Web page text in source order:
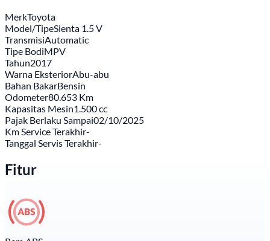
MerkToyota
Model/TipeSienta 1.5 V
TransmisiAutomatic
Tipe BodiMPV
Tahun2017
Warna EksteriorAbu-abu
Bahan BakarBensin
Odometer80.653 Km
Kapasitas Mesin1.500 cc
Pajak Berlaku Sampai02/10/2025
Km Service Terakhir-
Tanggal Servis Terakhir-
Fitur